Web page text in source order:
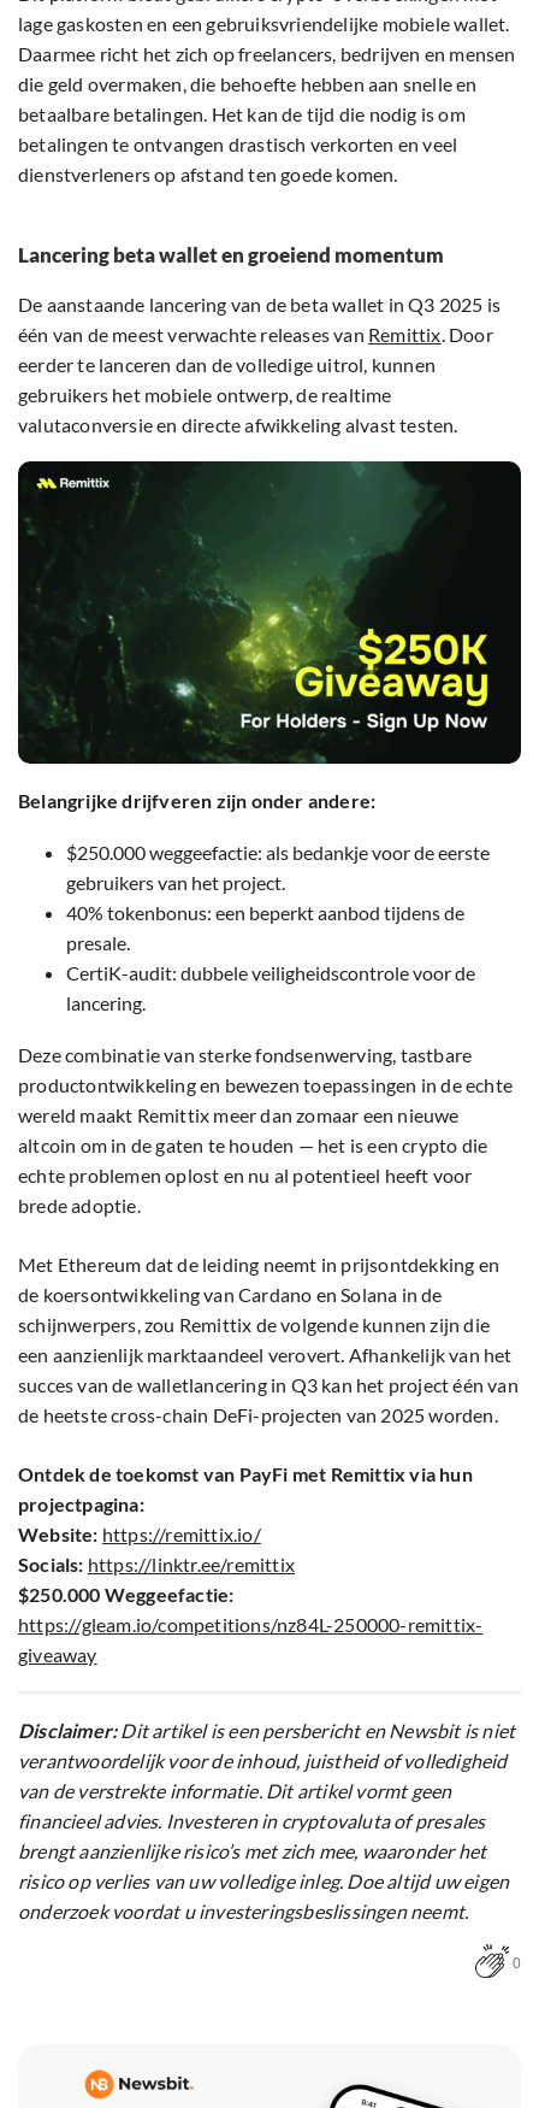
lage gaskosten en een gebruiksvriendelijke mobiele wallet.
Daarmee richt het zich op freelancers, bedrijven en mensen
die geld overmaken, die behoefte hebben aan snelle en
betaalbare betalingen. Het kan de tijd die nodig is om
betalingen te ontvangen drastisch verkorten en veel
dienstverleners op afstand ten goede komen.
Lancering beta wallet en groeiend momentum
De aanstaande lancering van de beta wallet in Q3 2025 is
één van de meest verwachte releases van Remittix. Door
eerder te lanceren dan de volledige uitrol, kunnen
gebruikers het mobiele ontwerp, de realtime
valutaconversie en directe afwikkeling alvast testen.
Belangrijke drijfveren zijn onder andere:
$250.000 weggeefactie: als bedankje voor de eerste
gebruikers van het project.
40% tokenbonus: een beperkt aanbod tijdens de
presale.
CertiK-audit: dubbele veiligheidscontrole voor de
lancering.
Deze combinatie van sterke fondsenwerving, tastbare
productontwikkeling en bewezen toepassingen in de echte
wereld maakt Remittix meer dan zomaar een nieuwe
altcoin om in de gaten te houden — het is een crypto die
echte problemen oplost en nu al potentieel heeft voor
brede adoptie.
Met Ethereum dat de leiding neemt in prijsontdekking en
de koersontwikkeling van Cardano en Solana in de
schijnwerpers, zou Remittix de volgende kunnen zijn die
een aanzienlijk marktaandeel verovert. Afhankelijk van het
succes van de walletlancering in Q3 kan het project één van
de heetste cross-chain DeFi-projecten van 2025 worden.
Ontdek de toekomst van PayFi met Remittix via hun
projectpagina:
Website: https://remittix.io/
Socials: https://linktr.ee/remittix
$250.000 Weggeefactie:
https://gleam.io/competitions/nz84L-250000-remittix-
giveaway
Disclaimer:Dit artikel is een persbericht en Newsbit is niet
verantwoordelijk voor de inhoud, juistheid of volledigheid
van de verstrekte informatie. Dit artikel vormt geen
financieel advies. Investeren in cryptovaluta of presales
brengt aanzienlijke risico’s met zich mee, waaronder het
risico op verlies van uw volledige inleg. Doe altijd uw eigen
onderzoek voordat u investeringsbeslissingen neemt.
0